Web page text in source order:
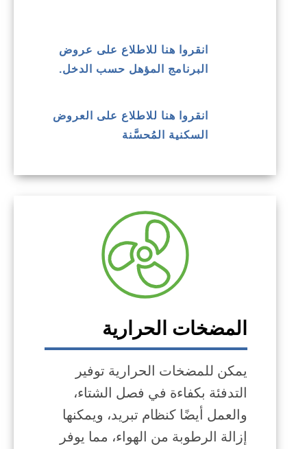
انقروا هنا للاطلاع على عروض
البرنامج المؤهل حسب الدخل.
انقروا هنا للاطلاع على العروض
السكنية المُحسَّنة
المضخات الحرارية
يمكن للمضخات الحرارية توفير
التدفئة بكفاءة في فصل الشتاء،
والعمل أيضًا كنظام تبريد، ويمكنها
إزالة الرطوبة من الهواء، مما يوفر